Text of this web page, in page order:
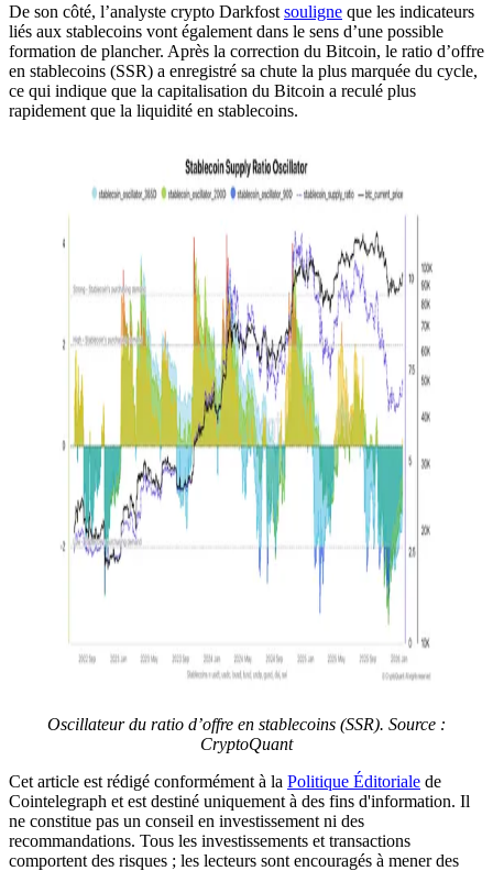
De son côté, l’analyste crypto Darkfost souligne que les indicateurs
liés aux stablecoins vont également dans le sens d’une possible
formation de plancher. Après la correction du Bitcoin, le ratio d’offre
en stablecoins (SSR) a enregistré sa chute la plus marquée du cycle,
ce qui indique que la capitalisation du Bitcoin a reculé plus
rapidement que la liquidité en stablecoins.
Oscillateur du ratio d’offre en stablecoins (SSR). Source :
CryptoQuant
Cet article est rédigé conformément à la Politique Éditoriale de
Cointelegraph et est destiné uniquement à des fins d'information. Il
ne constitue pas un conseil en investissement ni des
recommandations. Tous les investissements et transactions
comportent des risques ; les lecteurs sont encouragés à mener des